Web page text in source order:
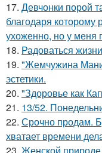
17. Девчонки порой
благодаря которому
ухоженно, но у меня
18. Радоваться
19. "Жемчужина
эстетики.
20. "Здоровье как
21. 13/52.
22. Срочно продам.
хватает времени
23. Женской природе